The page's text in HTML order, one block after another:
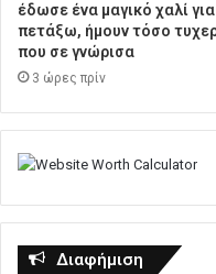
έδωσε ένα μαγικό χαλί
πετάξω, ήμουν τόσο
που σε γνώρισα
3 ώρες πρίν
Διαφήμιση